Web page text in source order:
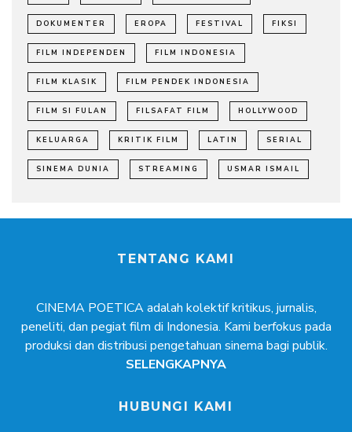
DOKUMENTER EROPA FESTIVAL FIKSI
FILM INDEPENDEN FILM INDONESIA
FILM KLASIK FILM PENDEK INDONESIA
FILM SI FULAN FILSAFAT FILM HOLLYWOOD
KELUARGA KRITIK FILM LATIN SERIAL
SINEMA DUNIA STREAMING USMAR ISMAIL
TENTANG KAMI
CINEMA POETICA adalah kolektif kritikus, jurnalis,
peneliti, dan pegiat film di Indonesia. Kami berfokus pada
produksi dan distribusi pengetahuan sinema bagi publik.
SELENGKAPNYA
HUBUNGI KAMI